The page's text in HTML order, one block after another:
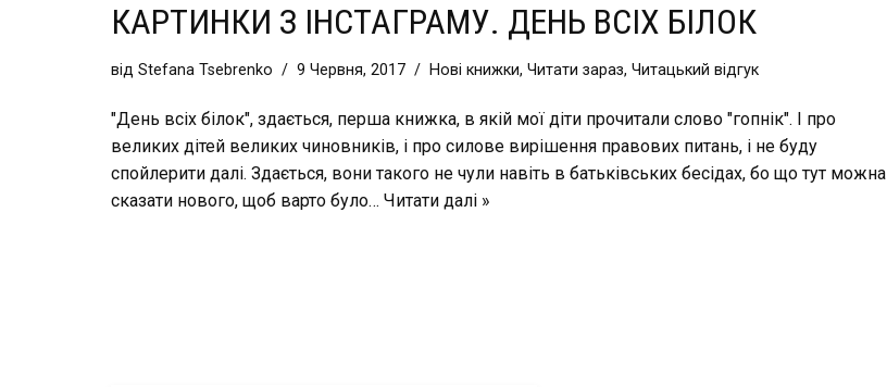
КАРТИНКИ З ІНСТАГРАМУ. ДЕНЬ ВСІХ БІЛОК
від Stefana Tsebrenko 9 Червня, 2017 Нові книжки, Читати зараз, Читацький відгук
"День всіх білок", здається, перша книжка, в якій мої діти прочитали слово "гопнік". І про
великих дітей великих чиновників, і про силове вирішення правових питань, і не буду
спойлерити далі. Здається, вони такого не чули навіть в батьківських бесідах, бо що тут можна
сказати нового, щоб варто було… Читати далі »